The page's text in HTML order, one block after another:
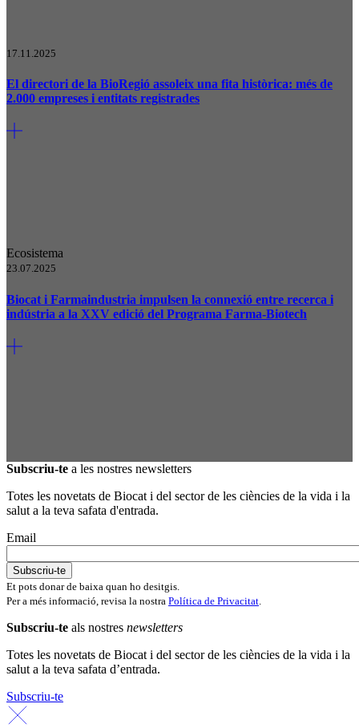
17.11.2025
El directori de la BioRegió assoleix una fita històrica: més de
2.000 empreses i entitats registrades
Ecosistema
23.07.2025
Biocat i Farmaindustria impulsen la connexió entre recerca i
indústria a la XXV edició del Programa Farma-Biotech
Subscriu-te a les nostres newsletters
Totes les novetats de Biocat i del sector de les ciències de la vida i la
salut a la teva safata d'entrada.
Email
Et pots donar de baixa quan ho desitgis.
Per a més informació, revisa la nostra Política de Privacitat
Subscriu-te als nostres newsletters
Totes les novetats de Biocat i del sector de les ciències de la vida i la
salut a la teva safata d’entrada.
Subscriu-te